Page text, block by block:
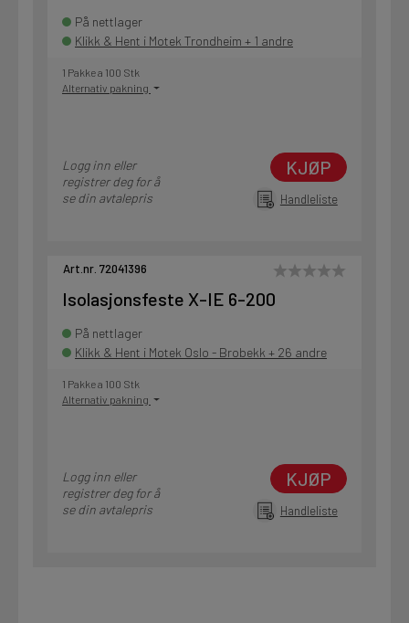
På nettlager
Klikk & Hent i Motek Trondheim + 1 andre
1 Pakke a 100 Stk
Alternativ pakning
Logg inn eller
registrer deg for å
se din avtalepris
KJØP
Handleliste
Art.nr. 72041396
Isolasjonsfeste X-IE 6-200
På nettlager
Klikk & Hent i Motek Oslo - Brobekk + 26 andre
1 Pakke a 100 Stk
Alternativ pakning
Logg inn eller
registrer deg for å
se din avtalepris
KJØP
Handleliste